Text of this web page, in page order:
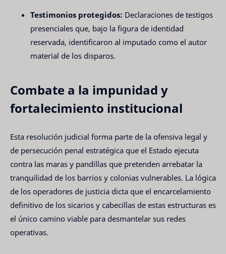
Testimonios protegidos: Declaraciones de testigos
presenciales que, bajo la figura de identidad
reservada, identificaron al imputado como el autor
material de los disparos.
Combate a la impunidad y
fortalecimiento institucional
Esta resolución judicial forma parte de la ofensiva legal y
de persecución penal estratégica que el Estado ejecuta
contra las maras y pandillas que pretenden arrebatar la
tranquilidad de los barrios y colonias vulnerables. La lógica
de los operadores de justicia dicta que el encarcelamiento
definitivo de los sicarios y cabecillas de estas estructuras es
el único camino viable para desmantelar sus redes
operativas.